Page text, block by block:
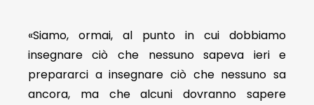
«Siamo, ormai, al punto in cui dobbiamo
insegnare ciò che nessuno sapeva ieri e
prepararci a insegnare ciò che nessuno sa
ancora, ma che alcuni dovranno sapere